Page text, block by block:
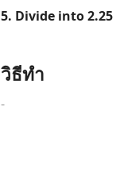
5. Divide into
วิธีทำ
-